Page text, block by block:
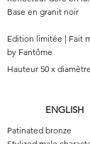
Base en granit noir
Edition limitée | Fait
by Fantôme
Hauteur 50 x
ENGLISH
Patinated bronze